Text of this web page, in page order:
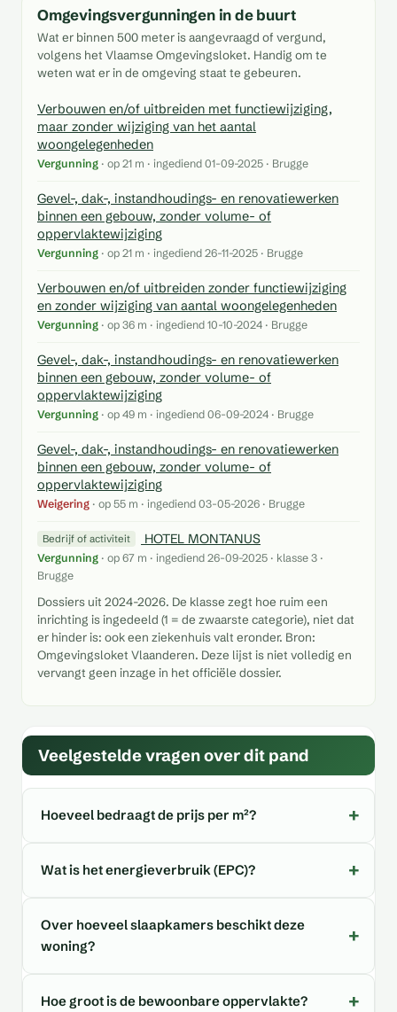
Omgevingsvergunningen in de buurt
Wat er binnen 500 meter is aangevraagd of vergund,
volgens het Vlaamse Omgevingsloket. Handig om te
weten wat er in de omgeving staat te gebeuren.
Verbouwen en/of uitbreiden met functiewijziging,
maar zonder wijziging van het aantal
woongelegenheden
Vergunning · op 21 m · ingediend 01-09-2025 · Brugge
Gevel-, dak-, instandhoudings- en renovatiewerken
binnen een gebouw, zonder volume- of
oppervlaktewijziging
Vergunning · op 21 m · ingediend 26-11-2025 · Brugge
Verbouwen en/of uitbreiden zonder functiewijziging
en zonder wijziging van aantal woongelegenheden
Vergunning · op 36 m · ingediend 10-10-2024 · Brugge
Gevel-, dak-, instandhoudings- en renovatiewerken
binnen een gebouw, zonder volume- of
oppervlaktewijziging
Vergunning · op 49 m · ingediend 06-09-2024 · Brugge
Gevel-, dak-, instandhoudings- en renovatiewerken
binnen een gebouw, zonder volume- of
oppervlaktewijziging
Weigering · op 55 m · ingediend 03-05-2026 · Brugge
Bedrijf of activiteit HOTEL MONTANUS
Vergunning · op 67 m · ingediend 26-09-2025 · klasse 3 ·
Brugge
Dossiers uit 2024-2026. De klasse zegt hoe ruim een
inrichting is ingedeeld (1 = de zwaarste categorie), niet dat
er hinder is: ook een ziekenhuis valt eronder. Bron:
Omgevingsloket Vlaanderen. Deze lijst is niet volledig en
vervangt geen inzage in het officiële dossier.
Veelgestelde vragen over dit pand
Hoeveel bedraagt de prijs per m²?
Wat is het energieverbruik (EPC)?
Over hoeveel slaapkamers beschikt deze
woning?
Hoe groot is de bewoonbare oppervlakte?